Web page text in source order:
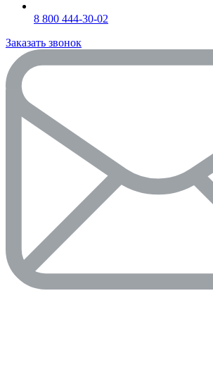
8 800 444-30-02
Заказать звонок